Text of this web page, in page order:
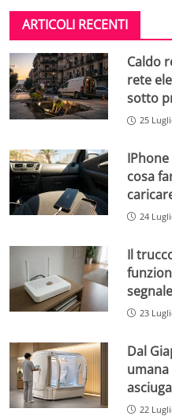
ARTICOLI RECENTI
Caldo
rete
sotto
25
cosa
24
Il
23
Dal
22